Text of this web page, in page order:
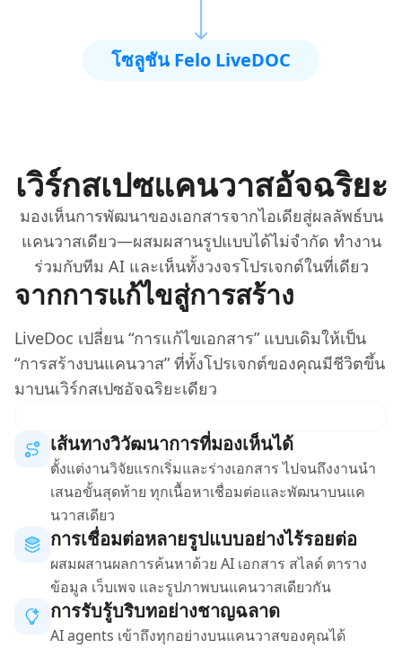
โซลูชัน Felo LiveDOC
เวิร์กสเปซแคนวาสอัจฉริยะ
มองเห็นการพัฒนาของเอกสารจากไอเดียสู่ผลลัพธ์บน
แคนวาสเดียว—ผสมผสานรูปแบบได้ไม่จำกัด ทำงาน
ร่วมกับทีม AI และเห็นทั้งวงจรโปรเจกต์ในที่เดียว
จากการแก้ไขสู่การสร้าง
LiveDoc เปลี่ยน “การแก้ไขเอกสาร” แบบเดิมให้เป็น
“การสร้างบนแคนวาส” ที่ทั้งโปรเจกต์ของคุณมีชีวิตขึ้น
มาบนเวิร์กสเปซอัจฉริยะเดียว
เส้นทางวิวัฒนาการที่มองเห็นได้
ตั้งแต่งานวิจัยแรกเริ่มและร่างเอกสาร ไปจนถึงงานนำ
เสนอขั้นสุดท้าย ทุกเนื้อหาเชื่อมต่อและพัฒนาบนแค
นวาสเดียว
การเชื่อมต่อหลายรูปแบบอย่างไร้รอยต่อ
ผสมผสานผลการค้นหาด้วย AI เอกสาร สไลด์ ตาราง
ข้อมูล เว็บเพจ และรูปภาพบนแคนวาสเดียวกัน
การรับรู้บริบทอย่างชาญฉลาด
AI agents เข้าถึงทุกอย่างบนแคนวาสของคุณได้